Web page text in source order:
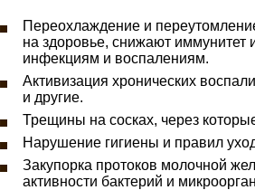
Переохлаждение и
на здоровье, снижают
инфекциям и воспалениям.
Активизация хронических
и другие.
Трещины на сосках, через
Нарушение гигиены и правил
Закупорка протоков молочной
активности бактерий и